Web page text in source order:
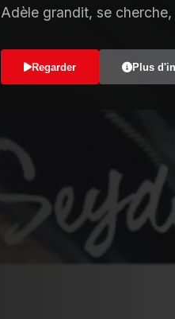
Adèle grandit, se
Regarder Plus